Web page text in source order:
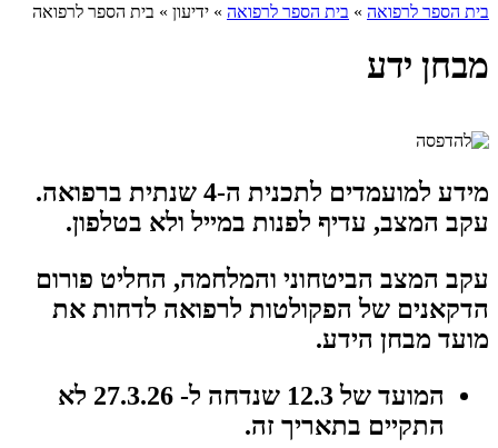
בית הספר לרפואה » בית הספר לרפואה » ידיעון » בית הספר לרפואה
מבחן ידע
מידע למועמדים לתכנית ה-4 שנתית ברפואה.
עקב המצב, עדיף לפנות במייל ולא בטלפון.
עקב המצב הביטחוני והמלחמה, החליט פורום
הדקאנים של הפקולטות לרפואה לדחות את
מועד מבחן הידע.
המועד של 12.3 שנדחה ל- 27.3.26 לא
התקיים בתאריך זה.